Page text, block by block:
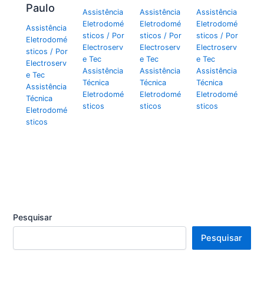
Paulo
Assistência
Eletrodomé
sticos / Por
Electroserv
e Tec
Assistência
Técnica
Eletrodomé
sticos
Assistência
Eletrodomé
sticos / Por
Electroserv
e Tec
Assistência
Técnica
Eletrodomé
sticos
Assistência
Eletrodomé
sticos / Por
Electroserv
e Tec
Assistência
Técnica
Eletrodomé
sticos
Assistência
Eletrodomé
sticos / Por
Electroserv
e Tec
Assistência
Técnica
Eletrodomé
sticos
Pesquisar
Pesquisar